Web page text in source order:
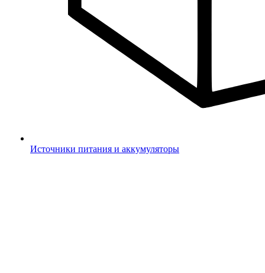
Источники питания и аккумуляторы